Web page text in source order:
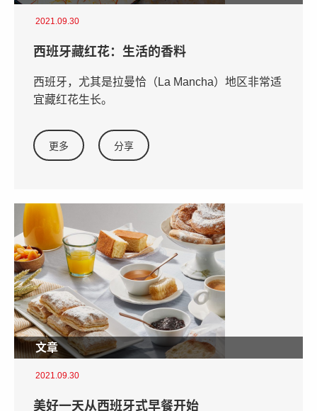
2021.09.30
西班牙藏红花：生活的香料
西班牙，尤其是拉曼恰（La Mancha）地区非常适
宜藏红花生长。
更多 分享
文章
2021.09.30
美好一天从西班牙式早餐开始